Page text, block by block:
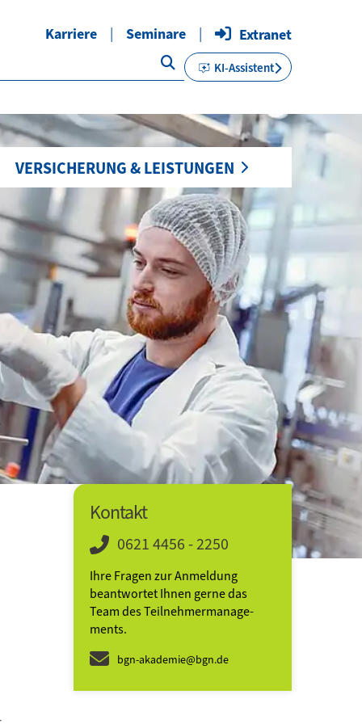
Karriere Seminare Extranet
KI-Assistent
VERSICHERUNG & LEISTUNGEN
Kontakt
0621 4456 - 2250
Ihre Fragen zur Anmeldung
beantwortet Ihnen gerne das
Team des Teilnehmer­­manage­
ments.
bgn-akademie@bgn.de